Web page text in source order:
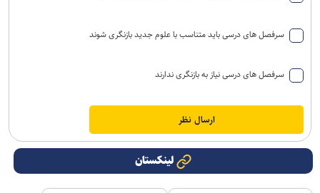
سرفصل های درسی باید متناسب با علوم جدید بازنگری شوند
سرفصل های درسی نیاز به بازنگری ندارند
لینکستان